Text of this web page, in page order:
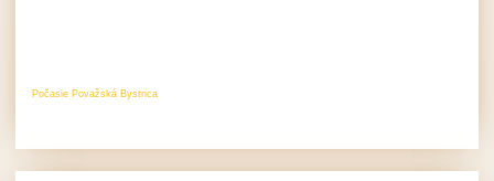
Počasie Považská Bystrica